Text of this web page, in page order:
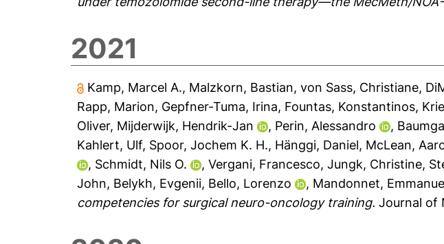
2021
Kamp, Marcel A., Malzkorn, Bastian,von Sass, Christiane,
Rapp, Marion, Gepfner-Tuma, Irina, Fountas, Konstantinos,
Oliver, Mijderwijk, Hendrik-Jan , Perin, Alessandro ,
Kahlert, Ulf, Spoor, Jochem K. H., Hänggi, Daniel, McLean,
, Schmidt, Nils O. ,Vergani, Francesco,Jungk, Christine,
John, Belykh, Evgenii, Bello, Lorenzo , Mandonnet,
competencies for surgical neuro-oncology training. Journal of